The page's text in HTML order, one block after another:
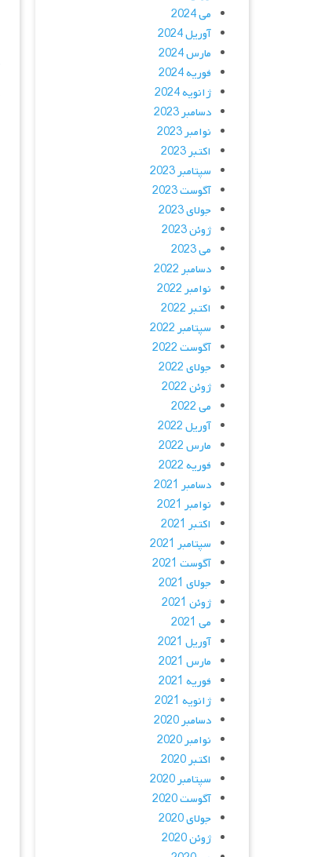
می 2024
آوریل 2024
مارس 2024
فوریه 2024
ژانویه 2024
دسامبر 2023
نوامبر 2023
اکتبر 2023
سپتامبر 2023
آگوست 2023
جولای 2023
ژوئن 2023
می 2023
دسامبر 2022
نوامبر 2022
اکتبر 2022
سپتامبر 2022
آگوست 2022
جولای 2022
ژوئن 2022
می 2022
آوریل 2022
مارس 2022
فوریه 2022
دسامبر 2021
نوامبر 2021
اکتبر 2021
سپتامبر 2021
آگوست 2021
جولای 2021
ژوئن 2021
می 2021
آوریل 2021
مارس 2021
فوریه 2021
ژانویه 2021
دسامبر 2020
نوامبر 2020
اکتبر 2020
سپتامبر 2020
آگوست 2020
جولای 2020
ژوئن 2020